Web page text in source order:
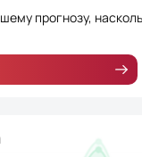
прогнозу,